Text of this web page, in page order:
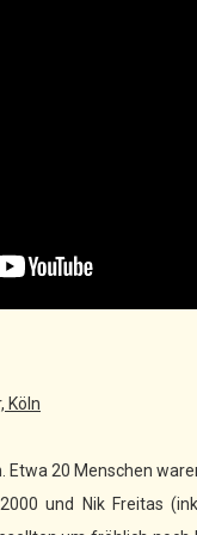
Köln
Etwa 20 Menschen
und Nik Freitas